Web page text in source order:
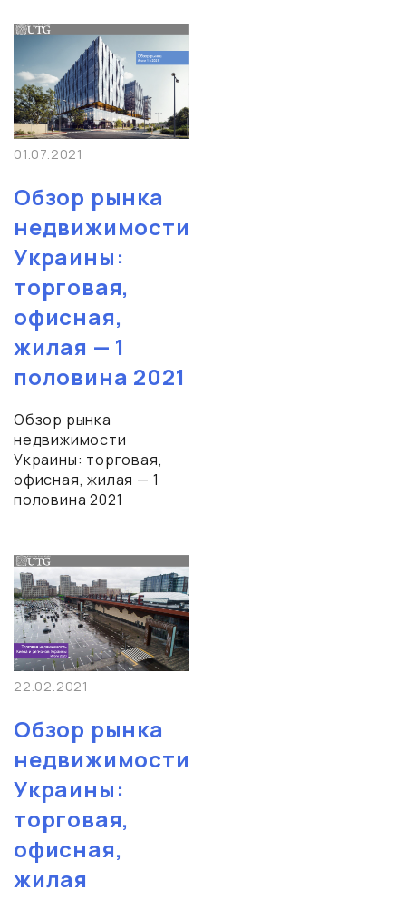
01.07.2021
Обзор рынка
недвижимости
Украины:
торговая,
офисная,
жилая — 1
половина 2021
Обзор рынка
недвижимости
Украины: торговая,
офисная, жилая — 1
половина 2021
22.02.2021
Обзор рынка
недвижимости
Украины:
торговая,
офисная,
жилая